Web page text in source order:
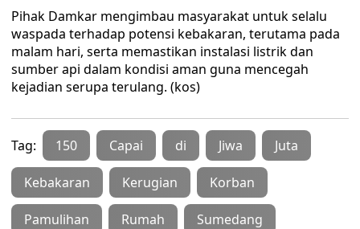
Pihak Damkar mengimbau masyarakat untuk selalu
waspada terhadap potensi kebakaran, terutama pada
malam hari, serta memastikan instalasi listrik dan
sumber api dalam kondisi aman guna mencegah
kejadian serupa terulang. (kos)
Tag: 150 Capai di Jiwa Juta
Kebakaran Kerugian Korban
Pamulihan Rumah Sumedang